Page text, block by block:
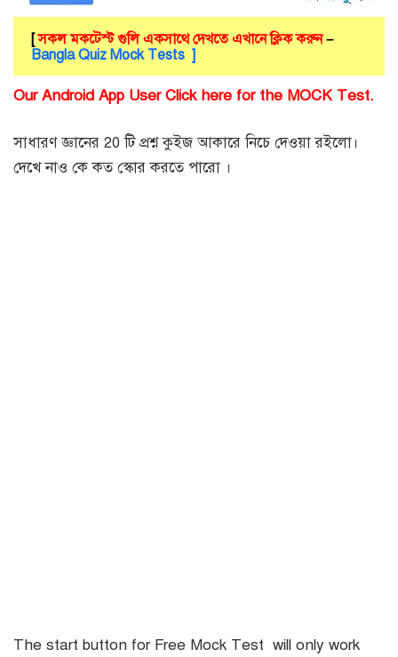
[সকল মকটেস্ট গুলি একসাথে দেখতে এখানে ক্লিক করুন–
Bangla Quiz Mock Tests ]
Our Android App User Click here for the MOCK Test.
সাধারণ জ্ঞানের 20 টি প্রশ্ন কুইজ আকারে নিচে দেওয়া রইলো।
দেখে নাও কে কত স্কোর করতে পারো ।
The start button for Free Mock Test will only work